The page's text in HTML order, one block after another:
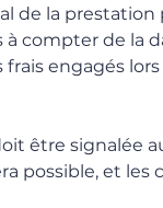
de la
compter de la
engagés
être signalée
possible, et